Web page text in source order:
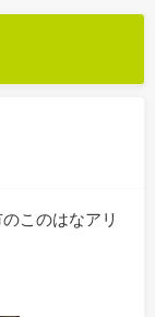
このはなアリ